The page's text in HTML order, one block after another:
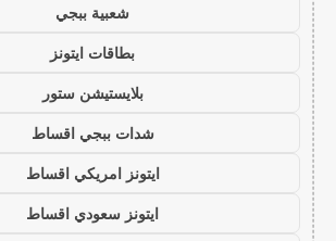
شعبية ببجي
بطاقات ايتونز
بلايستيشن ستور
شدات ببجي اقساط
ايتونز امريكي اقساط
ايتونز سعودي اقساط